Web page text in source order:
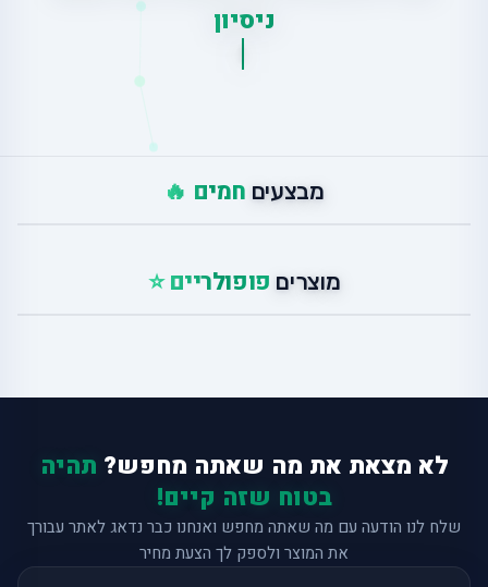
ניסיון
מבצעים חמים 🔥
מוצרים פופולריים ⭐
לא מצאת את מה שאתה מחפש? תהיה
בטוח שזה קיים!
שלח לנו הודעה עם מה שאתה מחפש ואנחנו כבר נדאג לאתר עבורך
את המוצר ולספק לך הצעת מחיר